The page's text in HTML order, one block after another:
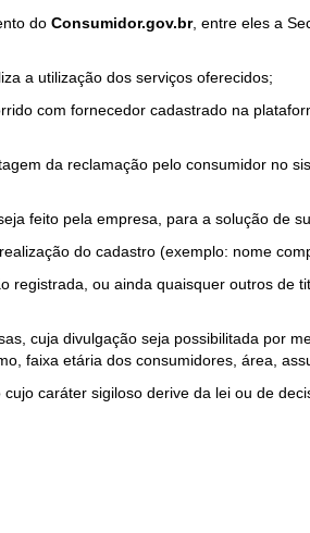
do Consumidor.gov.br, entre eles a
a utilização dos serviços oferecidos;
com fornecedor cadastrado na
da reclamação pelo consumidor no
feito pela empresa, para a solução de
do cadastro (exemplo: nome
registrada, ou ainda quaisquer outros de
cuja divulgação seja possibilitada por
faixa etária dos consumidores, área,
caráter sigiloso derive da lei ou de